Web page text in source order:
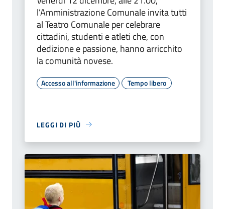
l’Amministrazione Comunale invita tutti
al Teatro Comunale per celebrare
cittadini, studenti e atleti che, con
dedizione e passione, hanno arricchito
la comunità novese.
Accesso all'informazione Tempo libero
LEGGI DI PIÙ